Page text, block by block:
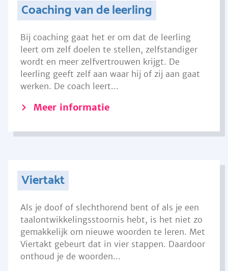
Coaching van de leerling
Bij coaching gaat het er om dat de leerling
leert om zelf doelen te stellen, zelfstandiger
wordt en meer zelfvertrouwen krijgt. De
leerling geeft zelf aan waar hij of zij aan gaat
werken. De coach leert...
Meer informatie
Viertakt
Als je doof of slechthorend bent of als je een
taalontwikkelingsstoornis hebt, is het niet zo
gemakkelijk om nieuwe woorden te leren. Met
Viertakt gebeurt dat in vier stappen. Daardoor
onthoud je de woorden...